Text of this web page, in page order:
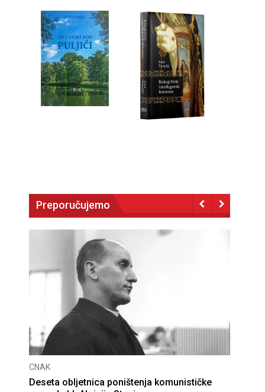
Preporučujemo
CNAK
Deseta obljetnica poništenja komunističke